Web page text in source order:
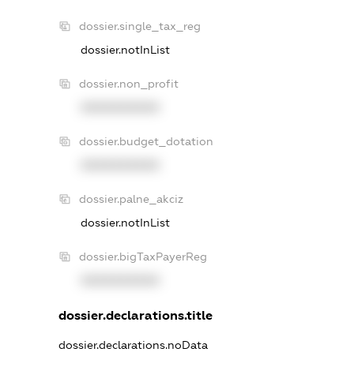
dossier.single_tax_reg
dossier.notInList
dossier.non_profit
dossier.budget_dotation
dossier.palne_akciz
dossier.notInList
dossier.bigTaxPayerReg
dossier.declarations.title
dossier.declarations.noData